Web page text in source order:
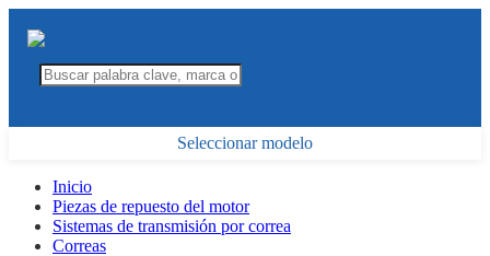
Seleccionar modelo
Inicio
Piezas de repuesto del motor
Sistemas de transmisión por correa
Correas